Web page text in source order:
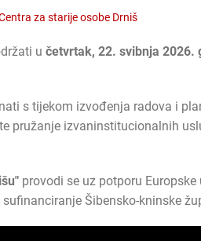
za starije osobe Drniš
u četvrtak, 22. svibnja 2026.
s tijekom izvođenja radova i
pružanje izvaninstitucionalnih
provodi se uz potporu Europske
Šibensko-kninske